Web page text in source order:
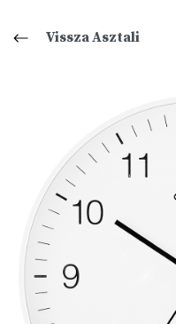
Vissza Asztali